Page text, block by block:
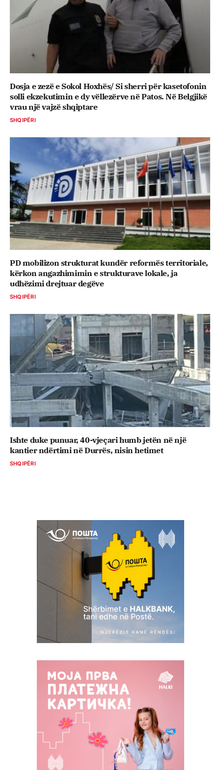
Dosja e zezë e Sokol Hoxhës/ Si sherri për kasetofonin
solli ekzekutimin e dy vëllezërve në Patos. Në Belgjikë
vrau një vajzë shqiptare
SHQIPËRI
PD mobilizon strukturat kundër reformës territoriale,
kërkon angazhimimin e strukturave lokale, ja
udhëzimi drejtuar degëve
SHQIPËRI
Ishte duke punuar, 40-vjeçari humb jetën në një
kantier ndërtimi në Durrës, nisin hetimet
SHQIPËRI